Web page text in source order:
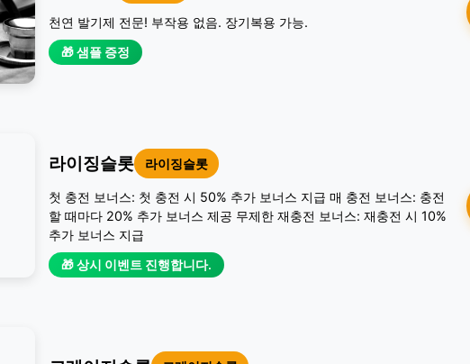
천연 발기제 전문! 부작용 없음. 장기복용 가능.
🎁 샘플 증정
라이징슬롯 라이징슬롯
첫 충전 보너스: 첫 충전 시 50% 추가 보너스 지급 매 충전 보너스: 충전
할 때마다 20% 추가 보너스 제공 무제한 재충전 보너스: 재충전 시 10%
추가 보너스 지급
🎁 상시 이벤트 진행합니다.